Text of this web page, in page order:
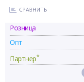
СРАВНИТЬ
Розница
Опт
Партнер*